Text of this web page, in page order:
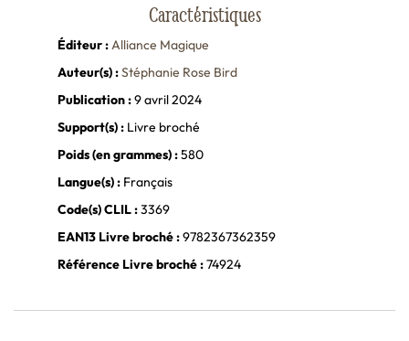
Caractéristiques
Éditeur :Alliance Magique
Auteur(s) :Stéphanie Rose Bird
Publication :9 avril 2024
Support(s) :Livre broché
Poids (en grammes) :580
Langue(s) :Français
Code(s) CLIL :3369
EAN13 Livre broché :9782367362359
Référence Livre broché :74924